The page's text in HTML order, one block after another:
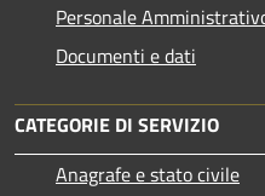
Personale
Documenti e dati
CATEGORIE DI SERVIZIO
Anagrafe e stato civile